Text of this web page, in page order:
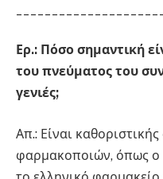
Ερ.: Πόσο σημαντική
του πνεύματος του
γενιές;
Απ.: Είναι
φαρμακοποιών, όπως ο